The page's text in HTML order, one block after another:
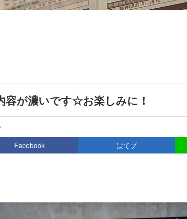
が濃いです☆お楽しみに！
Facebook はてブ